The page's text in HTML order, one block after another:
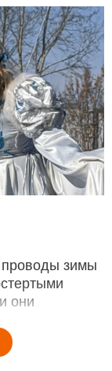
проводы зимы
они